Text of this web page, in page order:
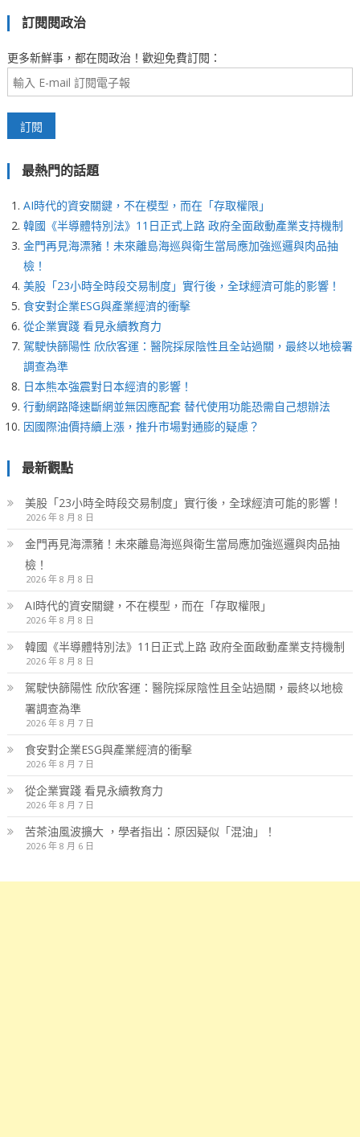
訂閱閱政治
更多新鮮事，都在閱政治！歡迎免費訂閱：
最熱門的話題
AI時代的資安關鍵，不在模型，而在「存取權限」
韓國《半導體特別法》11日正式上路 政府全面啟動產業支持機制
金門再見海漂豬！未來離島海巡與衛生當局應加強巡邏與肉品抽
檢！
美股「23小時全時段交易制度」實行後，全球經濟可能的影響！
食安對企業ESG與產業經濟的衝擊
從企業實踐 看見永續教育力
駕駛快篩陽性 欣欣客運：醫院採尿陰性且全站過關，最終以地檢署
調查為準
日本熊本強震對日本經濟的影響！
行動網路降速斷網並無因應配套 替代使用功能恐需自己想辦法
因國際油價持續上漲，推升市場對通膨的疑慮？
最新觀點
美股「23小時全時段交易制度」實行後，全球經濟可能的影響！
2026 年 8 月 8 日
金門再見海漂豬！未來離島海巡與衛生當局應加強巡邏與肉品抽
檢！
2026 年 8 月 8 日
AI時代的資安關鍵，不在模型，而在「存取權限」
2026 年 8 月 8 日
韓國《半導體特別法》11日正式上路 政府全面啟動產業支持機制
2026 年 8 月 8 日
駕駛快篩陽性 欣欣客運：醫院採尿陰性且全站過關，最終以地檢
署調查為準
2026 年 8 月 7 日
食安對企業ESG與產業經濟的衝擊
2026 年 8 月 7 日
從企業實踐 看見永續教育力
2026 年 8 月 7 日
苦茶油風波擴大 ，學者指出：原因疑似「混油」！
2026 年 8 月 6 日